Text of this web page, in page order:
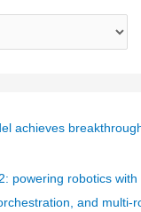
achieves
powering robotics with
and multi-